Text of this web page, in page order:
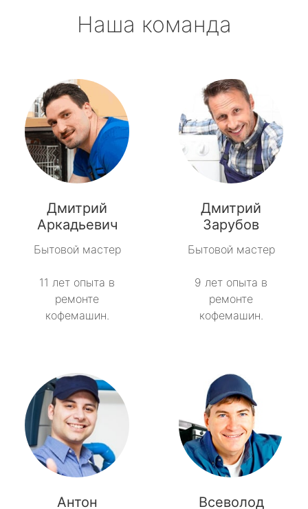
Наша команда
Дмитрий
Аркадьевич
Бытовой мастер
11 лет опыта в
ремонте
кофемашин.
Дмитрий
Зарубов
Бытовой мастер
9 лет опыта в
ремонте
кофемашин.
Антон
Всеволод